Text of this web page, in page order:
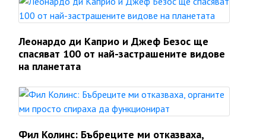
Леонардо ди Каприо и Джеф Безос ще
спасяват 100 от най-застрашените видове
на планетата
Фил Колинс: Бъбреците ми отказваха,